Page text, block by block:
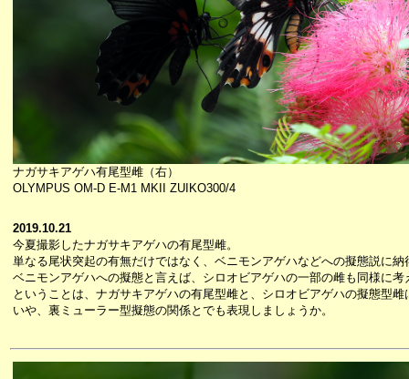
ナガサキアゲハ有尾型雌（右）
OLYMPUS OM-D E-M1 MKII ZUIKO300/4
2019.10.21
今夏撮影したナガサキアゲハの有尾型雌。
単なる尾状突起の有無だけではなく、ベニモンアゲハなどへの擬態説に納
ベニモンアゲハへの擬態と言えば、シロオビアゲハの一部の雌も同様に考
ということは、ナガサキアゲハの有尾型雌と、シロオビアゲハの擬態型
いや、裏ミューラー型擬態の関係とでも表現しましょうか。